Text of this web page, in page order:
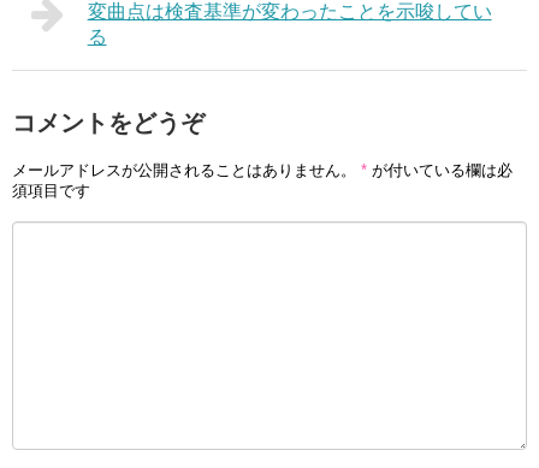
変曲点は検査基準が変わったことを示唆してい
る
コメントをどうぞ
メールアドレスが公開されることはありません。 * が付いている欄は必
須項目です